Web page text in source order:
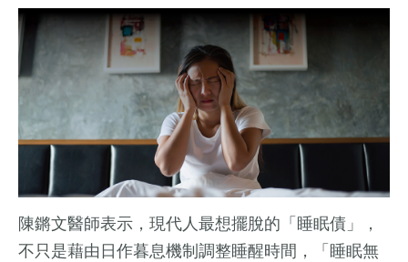
陳鏘文醫師表示，現代人最想擺脫的「睡眠債」，
不只是藉由日作暮息機制調整睡醒時間，「睡眠無